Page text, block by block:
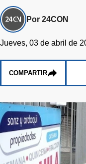
Por 24CON
Jueves, 03 de abril de
COMPARTIR